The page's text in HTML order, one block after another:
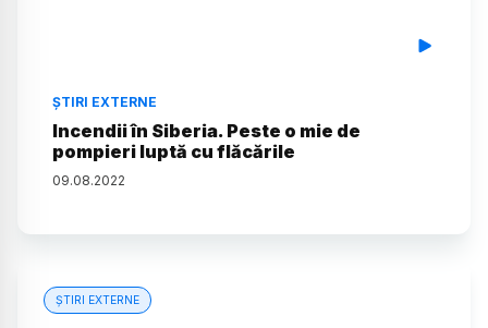
ȘTIRI EXTERNE
Incendii în Siberia. Peste o mie de
pompieri luptă cu flăcările
09.08.2022
ȘTIRI EXTERNE